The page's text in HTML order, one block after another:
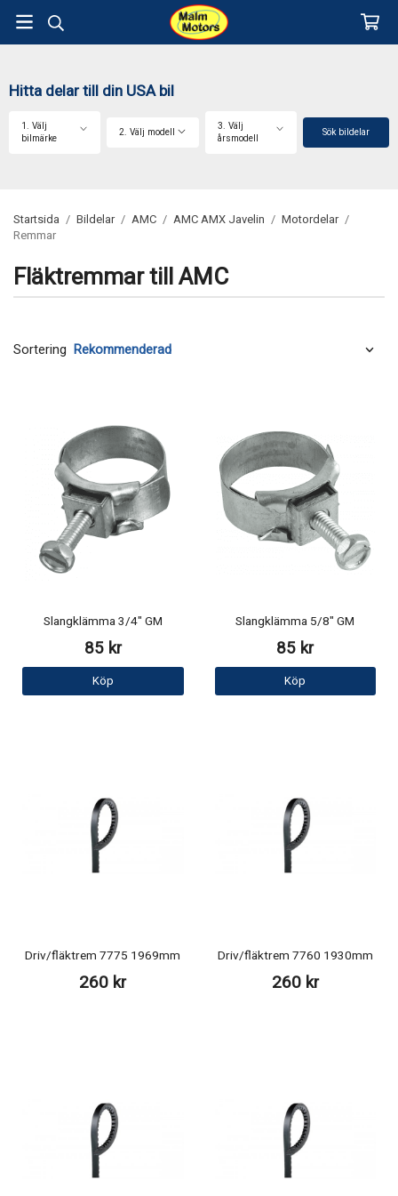
Hitta delar till din USA bil
1. Välj
bilmärke
2. Välj modell
3. Välj
årsmodell
Sök bildelar
Startsida / Bildelar / AMC / AMC AMX Javelin / Motordelar /
Remmar
Fläktremmar till AMC
Sortering
Slangklämma 3/4" GM
85 kr
Köp
Slangklämma 5/8" GM
85 kr
Köp
Driv/fläktrem 7775 1969mm
260 kr
Driv/fläktrem 7760 1930mm
260 kr